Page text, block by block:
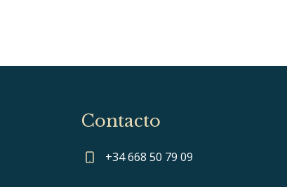
Contacto
+34 668 50 79 09